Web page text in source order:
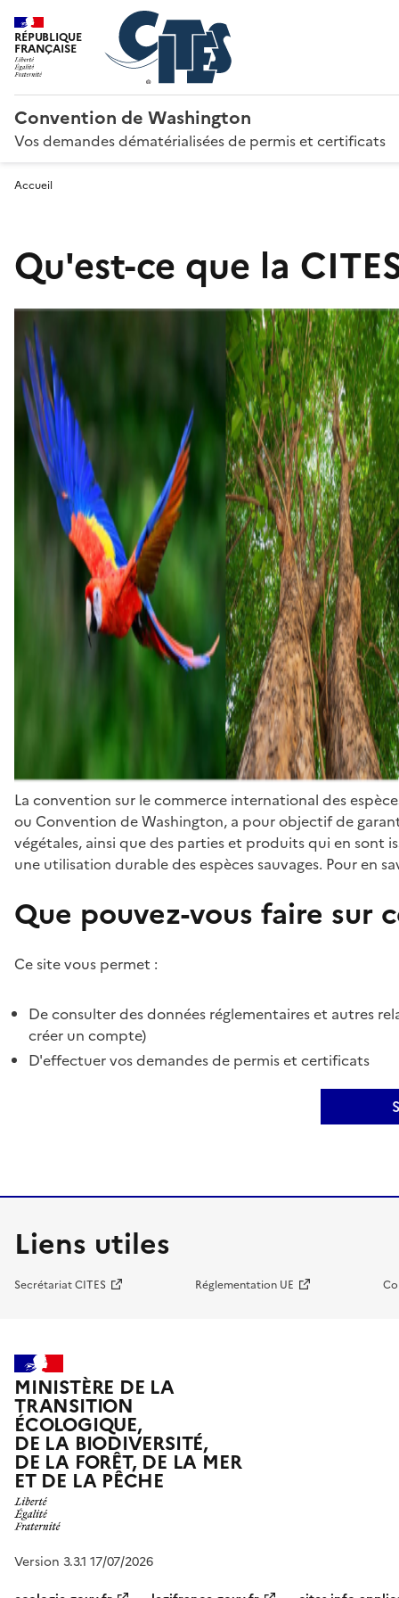
RÉPUBLIQUE
FRANÇAISE
Convention de Washington
Vos demandes dématérialisées de permis et certificats
Accueil
Qu'est-ce que la
La convention sur le commerce international des
ou Convention de Washington, a pour objectif de
végétales, ainsi que des parties et produits qui en sont
une utilisation durable des espèces sauvages. Pour en
Que pouvez-vous faire sur
Ce site vous permet :
De consulter des données réglementaires et autres
créer un compte)
D'effectuer vos demandes de permis et certificats
Liens utiles
Secrétariat CITES Réglementation UE
MINISTÈRE DE LA
TRANSITION
ÉCOLOGIQUE,
DE LA BIODIVERSITÉ,
DE LA FORÊT, DE LA MER
ET DE LA PÊCHE
Version 3.3.1 17/07/2026